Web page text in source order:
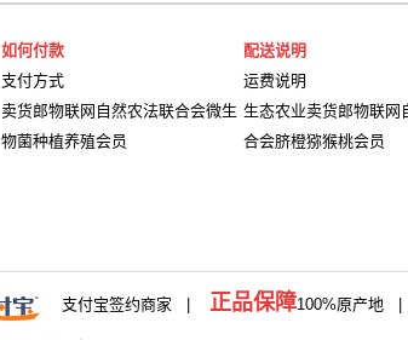
如何付款
支付方式
卖货郎物联网自然农法联合会微生
物菌种植养殖会员
配送说明
运费说明
生态农业卖货郎物联网
合会脐橙猕猴桃会员
支付宝签约商家 | 正品保障100%原产地